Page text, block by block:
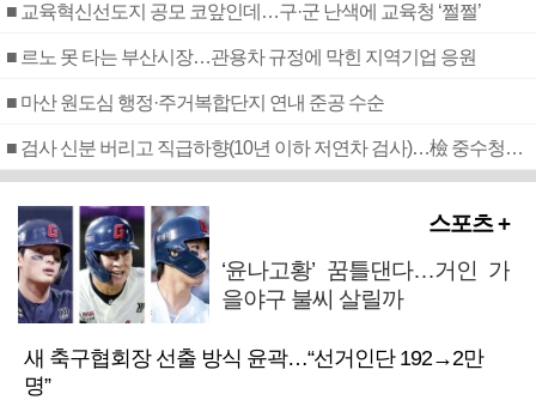
■ 교육혁신선도지 공모 코앞인데…구·군 난색에 교육청 ‘쩔쩔’
■ 르노 못 타는 부산시장…관용차 규정에 막힌 지역기업 응원
■ 마산 원도심 행정·주거복합단지 연내 준공 수순
■ 검사 신분 버리고 직급하향(10년 이하 저연차 검사)…檢 중수청행 기피
스포츠 +
‘윤나고황’ 꿈틀댄다…거인 가
을야구 불씨 살릴까
새 축구협회장 선출 방식 윤곽…“선거인단 192→2만
명”